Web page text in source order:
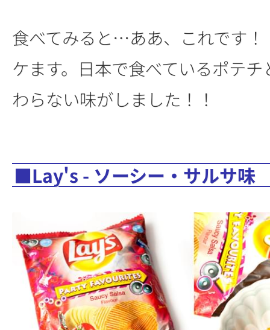
食べてみると…ああ、これです
ケます。日本で食べているポテ
わらない味がしました！！
■Lay's - ソーシー・サルサ味